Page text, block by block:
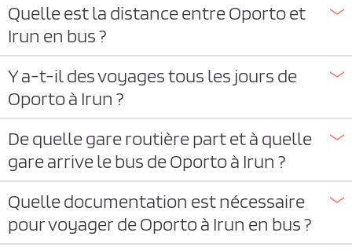
Quelle est la distance entre Oporto et
Irun en bus ?
Y a-t-il des voyages tous les jours de
Oporto à Irun ?
De quelle gare routière part et à quelle
gare arrive le bus de Oporto à Irun ?
Quelle documentation est nécessaire
pour voyager de Oporto à Irun en bus ?